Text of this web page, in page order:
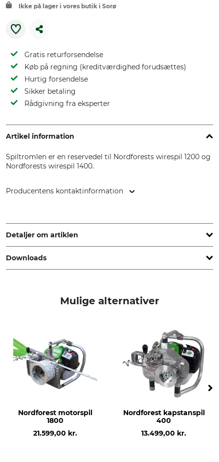
Ikke på lager i vores butik i Sorø
Gratis returforsendelse
Køb på regning (kreditværdighed forudsættes)
Hurtig forsendelse
Sikker betaling
Rådgivning fra eksperter
Artikel information
Spiltromlen er en reservedel til Nordforests wirespil 1200 og
Nordforests wirespil 1400.
Producentens kontaktinformation
Wolfenbüttel, Germany, www.eder-maschinenbau.de
Detaljer om artiklen
produkttype
spiltromle
Til wirespil 400 og 1200 Til
Downloads
Mulige alternativer
Nordforest motorspil
1800
21.599,00 kr.
Nordforest kapstanspil
400
13.499,00 kr.